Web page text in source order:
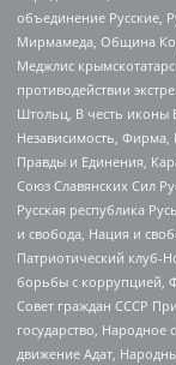
объединение Русские,
Мирмамеда, Община
Меджлис
противодействии
Штольц, В честь иконы
Независимость,
Правды и Единения,
Союз Славянских Сил
Русская республика
и свобода, Нация и
Патриотический клуб-
борьбы с коррупцией,
Совет граждан СССР
государство,
движение Адат,